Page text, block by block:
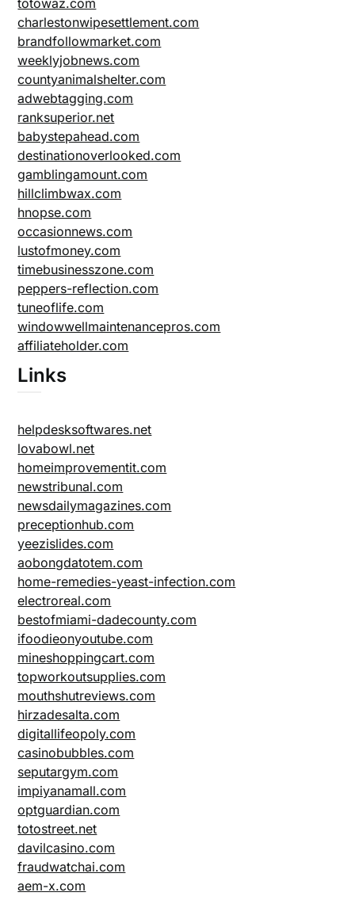
charlestonwipesettlement.com
brandfollowmarket.com
weeklyjobnews.com
countyanimalshelter.com
adwebtagging.com
ranksuperior.net
babystepahead.com
destinationoverlooked.com
gamblingamount.com
hillclimbwax.com
hnopse.com
occasionnews.com
lustofmoney.com
timebusinesszone.com
peppers-reflection.com
tuneoflife.com
windowwellmaintenancepros.com
affiliateholder.com
Links
helpdesksoftwares.net
lovabowl.net
homeimprovementit.com
newstribunal.com
newsdailymagazines.com
preceptionhub.com
yeezislides.com
aobongdatotem.com
home-remedies-yeast-infection.com
electroreal.com
bestofmiami-dadecounty.com
ifoodieonyoutube.com
mineshoppingcart.com
topworkoutsupplies.com
mouthshutreviews.com
hirzadesalta.com
digitallifeopoly.com
casinobubbles.com
seputargym.com
impiyanamall.com
optguardian.com
totostreet.net
davilcasino.com
fraudwatchai.com
aem-x.com